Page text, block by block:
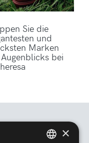
Sie die
und
Marken
bei
×